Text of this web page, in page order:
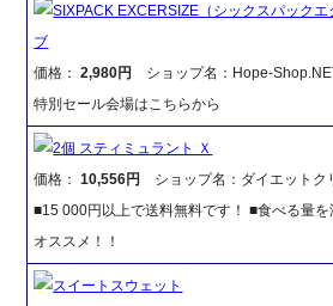
SIXPACK EXCERSIZE（シックスパック
ブ
価格：2,980円
ショップ名：Hope-
特別セール会場はこちらから
2個 スティミュラント Ｘ
価格：10,556円
ショップ名：ダイエットク
■15 000円以上で送料無料です！ ■食べる量
オススメ！！
スイートスウェット